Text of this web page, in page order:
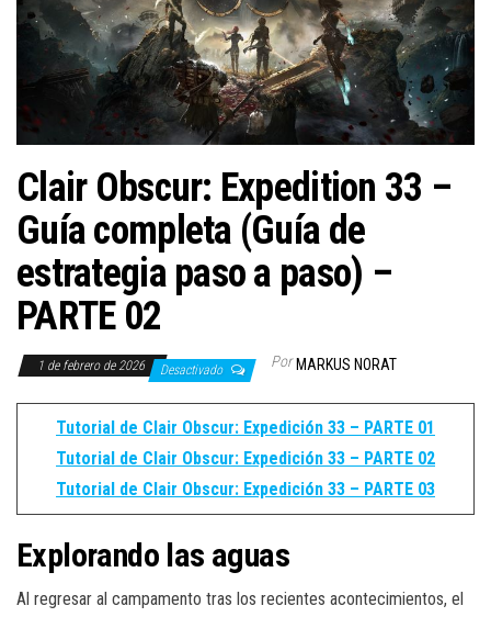
Clair Obscur: Expedition 33 –
Guía completa (Guía de
estrategia paso a paso) –
PARTE 02
1 de febrero de 2026 Desactivado Por MARKUS NORAT
Tutorial de Clair Obscur: Expedición 33 – PARTE 01
Tutorial de Clair Obscur: Expedición 33 – PARTE 02
Tutorial de Clair Obscur: Expedición 33 – PARTE 03
Explorando las aguas
Al regresar al campamento tras los recientes acontecimientos, el